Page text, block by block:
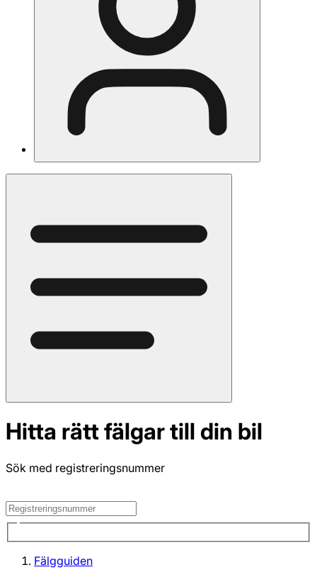
Hitta rätt fälgar till din bil
Sök med registreringsnummer
Fälgguiden